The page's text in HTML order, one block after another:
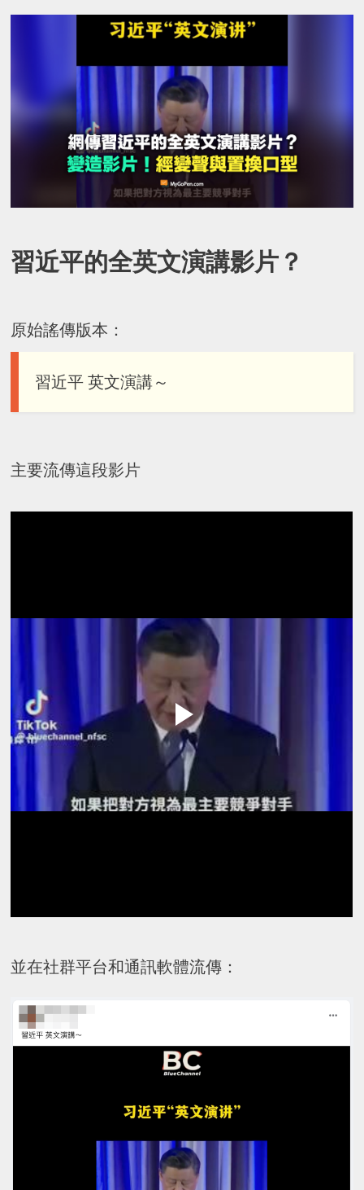
習近平的全英文演講影片？
原始謠傳版本：
習近平 英文演講～
主要流傳這段影片
並在社群平台和通訊軟體流傳：